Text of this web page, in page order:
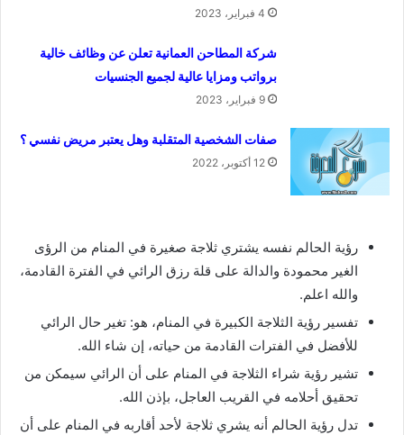
4 فبراير، 2023
شركة المطاحن العمانية تعلن عن وظائف خالية
برواتب ومزايا عالية لجميع الجنسيات
9 فبراير، 2023
صفات الشخصية المتقلبة وهل يعتبر مريض نفسي ؟
12 أكتوبر، 2022
رؤية الحالم نفسه يشتري ثلاجة صغيرة في المنام من الرؤى
الغير محمودة والدالة على قلة رزق الرائي في الفترة القادمة،
والله اعلم.
تفسير رؤية الثلاجة الكبيرة في المنام، هو: تغير حال الرائي
للأفضل في الفترات القادمة من حياته، إن شاء الله.
تشير رؤية شراء الثلاجة في المنام على أن الرائي سيمكن من
تحقيق أحلامه في القريب العاجل، بإذن الله.
تدل رؤية الحالم أنه يشري ثلاجة لأحد أقاربه في المنام على أن